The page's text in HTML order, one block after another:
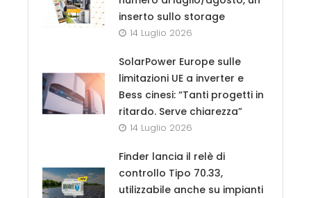
inserto sullo storage
14 Luglio 2026
SolarPower Europe sulle
limitazioni UE a inverter e
Bess cinesi: “Tanti progetti in
ritardo. Serve chiarezza”
14 Luglio 2026
Finder lancia il relè di
controllo Tipo 70.33,
utilizzabile anche su impianti